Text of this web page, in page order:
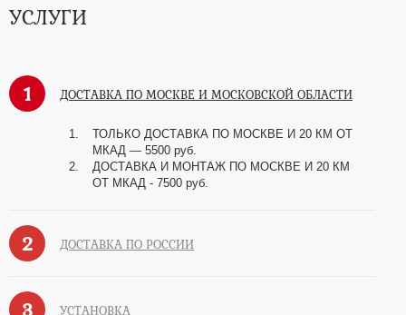
УСЛУГИ
1 ДОСТАВКА ПО МОСКВЕ И МОСКОВСКОЙ ОБЛАСТИ
ТОЛЬКО ДОСТАВКА ПО МОСКВЕ И 20 КМ ОТ
МКАД — 5500 руб.
ДОСТАВКА И МОНТАЖ ПО МОСКВЕ И 20 КМ
ОТ МКАД - 7500 руб.
2 ДОСТАВКА ПО РОССИИ
УСТАНОВКА